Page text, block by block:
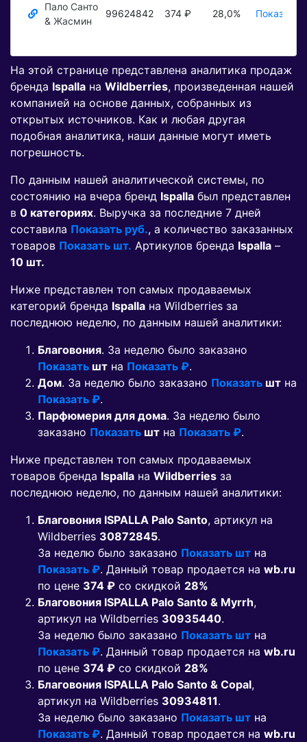
Пало Санто
& Жасмин
99624842 374 ₽ 28,0% Показать
На этой странице представлена аналитика продаж
бренда Ispalla на Wildberries, произведенная нашей
компанией на основе данных, собранных из
открытых источников. Как и любая другая
подобная аналитика, наши данные могут иметь
погрешность.
По данным нашей аналитической системы, по
состоянию на вчера бренд Ispalla был представлен
в 0 категориях. Выручка за последние 7 дней
составила Показать руб., а количество заказанных
товаров Показать шт. Артикулов бренда Ispalla –
10 шт.
Ниже представлен топ самых продаваемых
категорий бренда Ispalla на Wildberries за
последнюю неделю, по данным нашей аналитики:
Благовония. За неделю было заказано
Показать шт на Показать ₽.
Дом. За неделю было заказано Показать шт на
Показать ₽.
Парфюмерия для дома. За неделю было
заказано Показать шт на Показать ₽.
Ниже представлен топ самых продаваемых
товаров бренда Ispalla на Wildberries за
последнюю неделю, по данным нашей аналитики:
Благовония ISPALLA Palo Santo, артикул на
Wildberries 30872845.
За неделю было заказано Показать шт на
Показать ₽. Данный товар продается на wb.ru
по цене 374 ₽ co скидкой 28%
Благовония ISPALLA Palo Santo & Myrrh,
артикул на Wildberries 30935440.
За неделю было заказано Показать шт на
Показать ₽. Данный товар продается на wb.ru
по цене 374 ₽ co скидкой 28%
Благовония ISPALLA Palo Santo & Copal,
артикул на Wildberries 30934811.
За неделю было заказано Показать шт на
Показать ₽. Данный товар продается на wb.ru